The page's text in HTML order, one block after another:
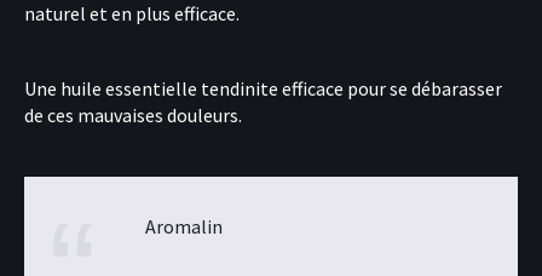
naturel et en plus efficace.
Une huile essentielle tendinite efficace pour se débarasser
de ces mauvaises douleurs.
Aromalin